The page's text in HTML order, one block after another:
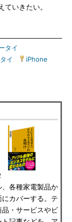
ていきたい。
タイ
イ iPhone
各種家電製品か
カバーする。テ
・サービスやビ